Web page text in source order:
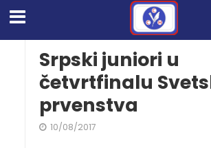
Srpski juniori u
četvrtfinalu
prvenstva
10/08/2017